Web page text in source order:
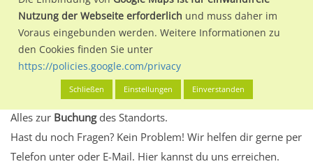
kannst du dich schon vor der Buchung im Detail über den
Standort, seine Reichweite und Werbewirkung sowie
eventuelle Beschränkungen in den zugelassenen
Werbeinhalten informieren.
Alles klar? Dann findest du direkt im unteren Teil dieser Seite
Alles zur Buchungdes Standorts.
Hast du noch Fragen? Kein Problem! Wir helfen dir gerne per
Telefon unter oder E-Mail. Hier kannst du uns erreichen.
Nutzung der Webseite erforderlich und muss daher im
Voraus eingebunden werden. Weitere Informationen zu
den Cookies finden Sie unter
https://policies.google.com/privacy
Schließen Einstellungen Einverstanden